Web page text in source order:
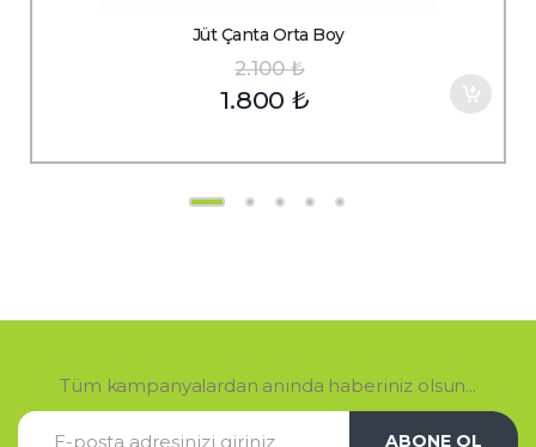
Jüt Çanta Orta Boy
2.100₺
1.800₺
Tüm kampanyalardan anında haberiniz olsun...
ABONE OL